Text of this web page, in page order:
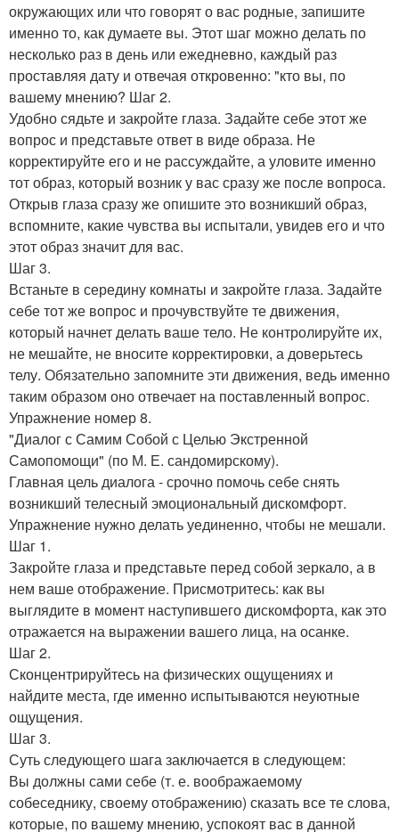
окружающих или что говорят о вас родные, запишите
именно то, как думаете вы. Этот шаг можно делать по
несколько раз в день или ежедневно, каждый раз
проставляя дату и отвечая откровенно: "кто вы, по
вашему мнению? Шаг 2.
Удобно сядьте и закройте глаза. Задайте себе этот же
вопрос и представьте ответ в виде образа. Не
корректируйте его и не рассуждайте, а уловите именно
тот образ, который возник у вас сразу же после вопроса.
Открыв глаза сразу же опишите это возникший образ,
вспомните, какие чувства вы испытали, увидев его и что
этот образ значит для вас.
Шаг 3.
Встаньте в середину комнаты и закройте глаза. Задайте
себе тот же вопрос и прочувствуйте те движения,
который начнет делать ваше тело. Не контролируйте их,
не мешайте, не вносите корректировки, а доверьтесь
телу. Обязательно запомните эти движения, ведь именно
таким образом оно отвечает на поставленный вопрос.
Упражнение номер 8.
"Диалог с Самим Собой с Целью Экстренной
Самопомощи" (по М. Е. сандомирскому).
Главная цель диалога - срочно помочь себе снять
возникший телесный эмоциональный дискомфорт.
Упражнение нужно делать уединенно, чтобы не мешали.
Шаг 1.
Закройте глаза и представьте перед собой зеркало, а в
нем ваше отображение. Присмотритесь: как вы
выглядите в момент наступившего дискомфорта, как это
отражается на выражении вашего лица, на осанке.
Шаг 2.
Сконцентрируйтесь на физических ощущениях и
найдите места, где именно испытываются неуютные
ощущения.
Шаг 3.
Суть следующего шага заключается в следующем:
Вы должны сами себе (т. е. воображаемому
собеседнику, своему отображению) сказать все те слова,
которые, по вашему мнению, успокоят вас в данной